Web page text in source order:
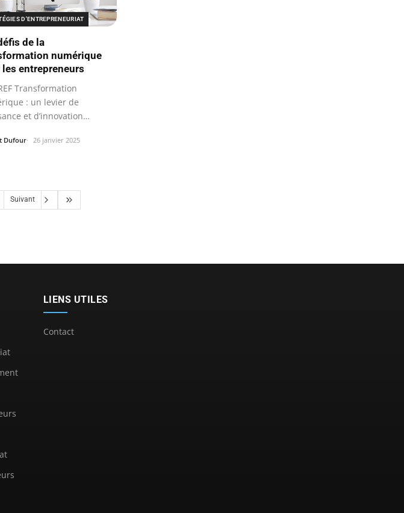
D'ENTREPRENEURIAT
de la
numérique
les entrepreneurs
Transformation
: un levier de
et d’innovation
Dufour 26 janvier 2025
Suivant
LIENS UTILES
Contact